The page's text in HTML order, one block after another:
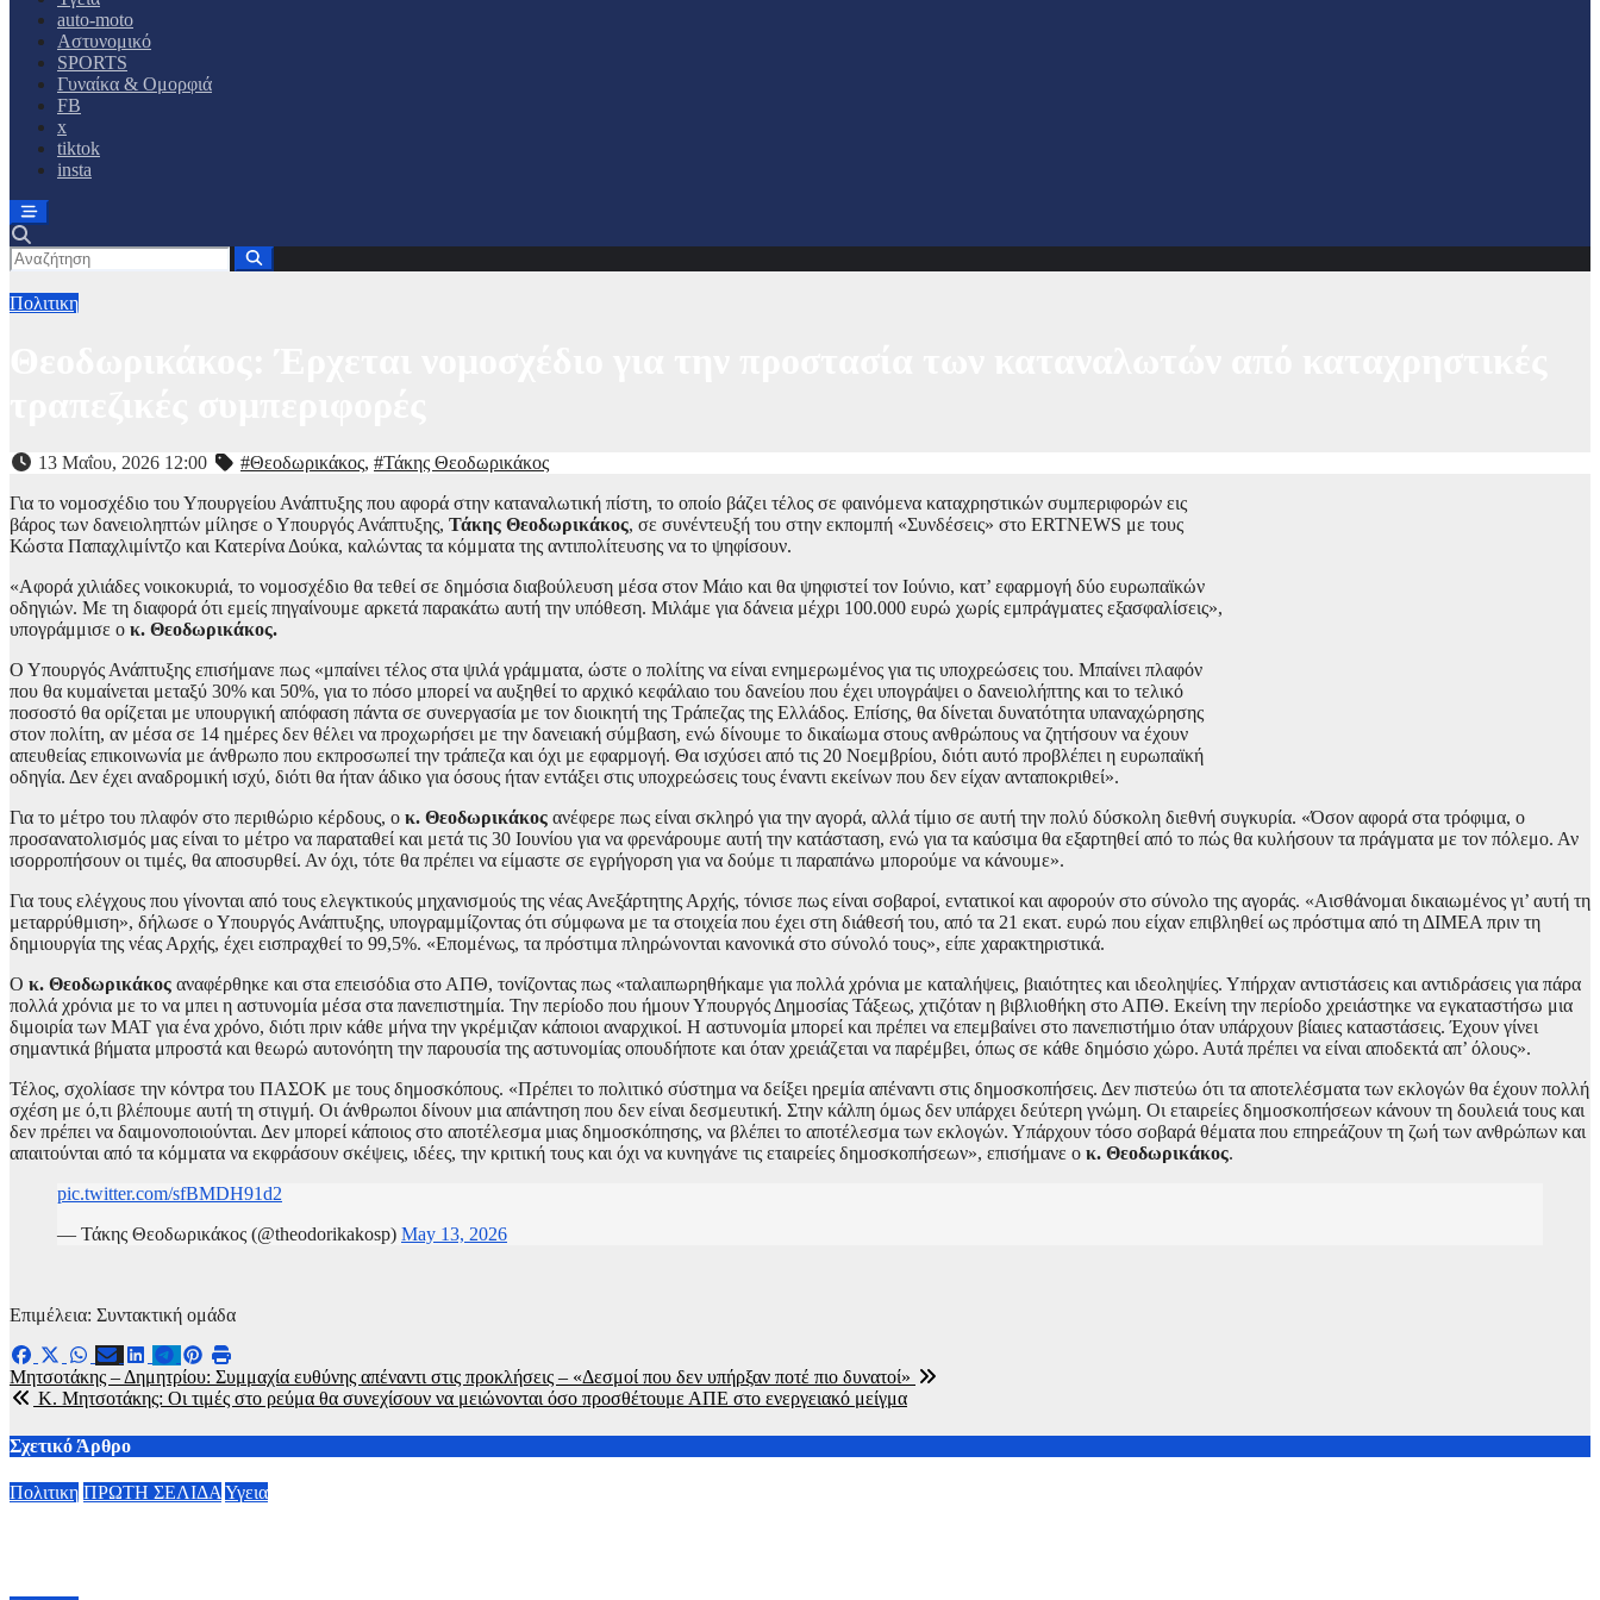
auto-moto
Αστυνομικό
SPORTS
Γυναίκα & Ομορφιά
FB
x
tiktok
insta
Πολιτικη
13 Μαΐου, 2026 12:00 #Θεοδωρικάκος, #Τάκης Θεοδωρικάκος
Για το νομοσχέδιο του Υπουργείου Ανάπτυξης που αφορά στην καταναλωτική πίστη, το οποίο βάζει τέλος σε φαινόμενα καταχρηστικών συμπεριφορών εις
βάρος των δανειοληπτών μίλησε ο Υπουργός Ανάπτυξης, Τάκης Θεοδωρικάκος, σε συνέντευξή του στην εκπομπή «Συνδέσεις» στο ERTNEWS με τους
Κώστα Παπαχλιμίντζο και Κατερίνα Δούκα, καλώντας τα κόμματα της αντιπολίτευσης να το ψηφίσουν.
«Αφορά χιλιάδες νοικοκυριά, το νομοσχέδιο θα τεθεί σε δημόσια διαβούλευση μέσα στον Μάιο και θα ψηφιστεί τον Ιούνιο, κατ’ εφαρμογή δύο ευρωπαϊκών
οδηγιών. Με τη διαφορά ότι εμείς πηγαίνουμε αρκετά παρακάτω αυτή την υπόθεση. Μιλάμε για δάνεια μέχρι 100.000 ευρώ χωρίς εμπράγματες εξασφαλίσεις»,
υπογράμμισε ο κ. Θεοδωρικάκος.
Ο Υπουργός Ανάπτυξης επισήμανε πως «μπαίνει τέλος στα ψιλά γράμματα, ώστε ο πολίτης να είναι ενημερωμένος για τις υποχρεώσεις του. Μπαίνει πλαφόν
που θα κυμαίνεται μεταξύ 30% και 50%, για το πόσο μπορεί να αυξηθεί το αρχικό κεφάλαιο του δανείου που έχει υπογράψει ο δανειολήπτης και το τελικό
ποσοστό θα ορίζεται με υπουργική απόφαση πάντα σε συνεργασία με τον διοικητή της Τράπεζας της Ελλάδος. Επίσης, θα δίνεται δυνατότητα υπαναχώρησης
στον πολίτη, αν μέσα σε 14 ημέρες δεν θέλει να προχωρήσει με την δανειακή σύμβαση, ενώ δίνουμε το δικαίωμα στους ανθρώπους να ζητήσουν να έχουν
απευθείας επικοινωνία με άνθρωπο που εκπροσωπεί την τράπεζα και όχι με εφαρμογή. Θα ισχύσει από τις 20 Νοεμβρίου, διότι αυτό προβλέπει η ευρωπαϊκή
οδηγία. Δεν έχει αναδρομική ισχύ, διότι θα ήταν άδικο για όσους ήταν εντάξει στις υποχρεώσεις τους έναντι εκείνων που δεν είχαν ανταποκριθεί».
Για το μέτρο του πλαφόν στο περιθώριο κέρδους, ο κ. Θεοδωρικάκος ανέφερε πως είναι σκληρό για την αγορά, αλλά τίμιο σε αυτή την πολύ δύσκολη διεθνή συγκυρία. «Όσον αφορά στα τρόφιμα, ο
προσανατολισμός μας είναι το μέτρο να παραταθεί και μετά τις 30 Ιουνίου για να φρενάρουμε αυτή την κατάσταση, ενώ για τα καύσιμα θα εξαρτηθεί από το πώς θα κυλήσουν τα πράγματα με τον πόλεμο. Αν
ισορροπήσουν οι τιμές, θα αποσυρθεί. Αν όχι, τότε θα πρέπει να είμαστε σε εγρήγορση για να δούμε τι παραπάνω μπορούμε να κάνουμε».
Για τους ελέγχους που γίνονται από τους ελεγκτικούς μηχανισμούς της νέας Ανεξάρτητης Αρχής, τόνισε πως είναι σοβαροί, εντατικοί και αφορούν στο σύνολο της αγοράς. «Αισθάνομαι δικαιωμένος γι’ αυτή τη
μεταρρύθμιση», δήλωσε ο Υπουργός Ανάπτυξης, υπογραμμίζοντας ότι σύμφωνα με τα στοιχεία που έχει στη διάθεσή του, από τα 21 εκατ. ευρώ που είχαν επιβληθεί ως πρόστιμα από τη ΔΙΜΕΑ πριν τη
δημιουργία της νέας Αρχής, έχει εισπραχθεί το 99,5%. «Επομένως, τα πρόστιμα πληρώνονται κανονικά στο σύνολό τους», είπε χαρακτηριστικά.
Ο κ. Θεοδωρικάκος αναφέρθηκε και στα επεισόδια στο ΑΠΘ, τονίζοντας πως «ταλαιπωρηθήκαμε για πολλά χρόνια με καταλήψεις, βιαιότητες και ιδεοληψίες. Υπήρχαν αντιστάσεις και αντιδράσεις για πάρα
πολλά χρόνια με το να μπει η αστυνομία μέσα στα πανεπιστημία. Την περίοδο που ήμουν Υπουργός Δημοσίας Τάξεως, χτιζόταν η βιβλιοθήκη στο ΑΠΘ. Εκείνη την περίοδο χρειάστηκε να εγκαταστήσω μια
διμοιρία των ΜΑΤ για ένα χρόνο, διότι πριν κάθε μήνα την γκρέμιζαν κάποιοι αναρχικοί. Η αστυνομία μπορεί και πρέπει να επεμβαίνει στο πανεπιστήμιο όταν υπάρχουν βίαιες καταστάσεις. Έχουν γίνει
σημαντικά βήματα μπροστά και θεωρώ αυτονόητη την παρουσία της αστυνομίας οπουδήποτε και όταν χρειάζεται να παρέμβει, όπως σε κάθε δημόσιο χώρο. Αυτά πρέπει να είναι αποδεκτά απ’ όλους».
Τέλος, σχολίασε την κόντρα του ΠΑΣΟΚ με τους δημοσκόπους. «Πρέπει το πολιτικό σύστημα να δείξει ηρεμία απέναντι στις δημοσκοπήσεις. Δεν πιστεύω ότι τα αποτελέσματα των εκλογών θα έχουν πολλή
σχέση με ό,τι βλέπουμε αυτή τη στιγμή. Οι άνθρωποι δίνουν μια απάντηση που δεν είναι δεσμευτική. Στην κάλπη όμως δεν υπάρχει δεύτερη γνώμη. Οι εταιρείες δημοσκοπήσεων κάνουν τη δουλειά τους και
δεν πρέπει να δαιμονοποιούνται. Δεν μπορεί κάποιος στο αποτέλεσμα μιας δημοσκόπησης, να βλέπει το αποτέλεσμα των εκλογών. Υπάρχουν τόσο σοβαρά θέματα που επηρεάζουν τη ζωή των ανθρώπων και
απαιτούνται από τα κόμματα να εκφράσουν σκέψεις, ιδέες, την κριτική τους και όχι να κυνηγάνε τις εταιρείες δημοσκοπήσεων», επισήμανε ο κ. Θεοδωρικάκος.
pic.twitter.com/sfBMDH91d2
— Τάκης Θεοδωρικάκος (@theodorikakosp) May 13, 2026
Επιμέλεια: Συντακτική ομάδα
Πλοήγηση
άρθρων
Μητσοτάκης – Δημητρίου: Συμμαχία ευθύνης απέναντι στις προκλήσεις – «Δεσμοί που δεν υπήρξαν ποτέ πιο δυνατοί»
Κ. Μητσοτάκης: Οι τιμές στο ρεύμα θα συνεχίσουν να μειώνονται όσο προσθέτουμε ΑΠΕ στο ενεργειακό μείγμα
Σχετικό Άρθρο
Πολιτικη ΠΡΩΤΗ ΣΕΛΙΔΑ Υγεια